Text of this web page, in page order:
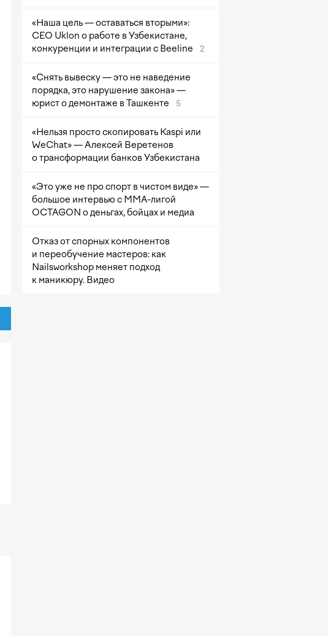
«Наша цель — оставаться вторыми»:
CEO Uklon о работе в Узбекистане,
конкуренции и интеграции с Beeline
2
«Снять вывеску — это не наведение
порядка, это нарушение закона» —
юрист о демонтаже в Ташкенте
5
«Нельзя просто скопировать Kaspi или
WeChat» — Алексей Веретенов
о трансформации банков Узбекистана
«Это уже не про спорт в чистом виде» —
большое интервью с ММА-лигой
OCTAGON о деньгах, бойцах и медиа
Отказ от спорных компонентов
и переобучение мастеров: как
Nailsworkshop меняет подход
к маникюру. Видео